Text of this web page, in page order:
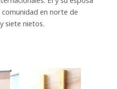
comunidad en norte de
siete nietos.